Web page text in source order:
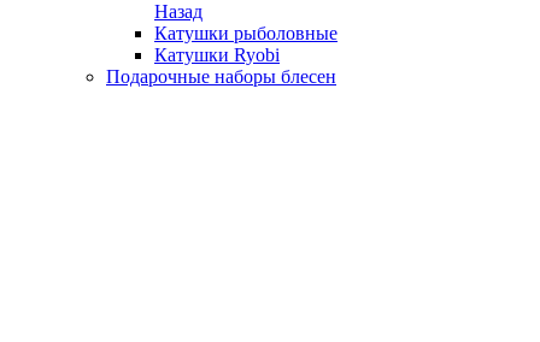
Назад
Катушки рыболовные
Катушки Ryobi
Подарочные наборы блесен